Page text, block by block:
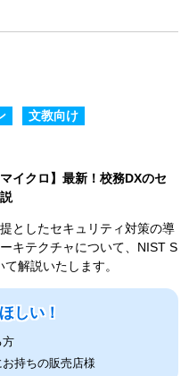
文教向け
イクロ】最新！校務DXのセ
としたセキュリティ対策の導
キテクチャについて、NIST S
解説いたします。
しい！
方
持ちの販売店様